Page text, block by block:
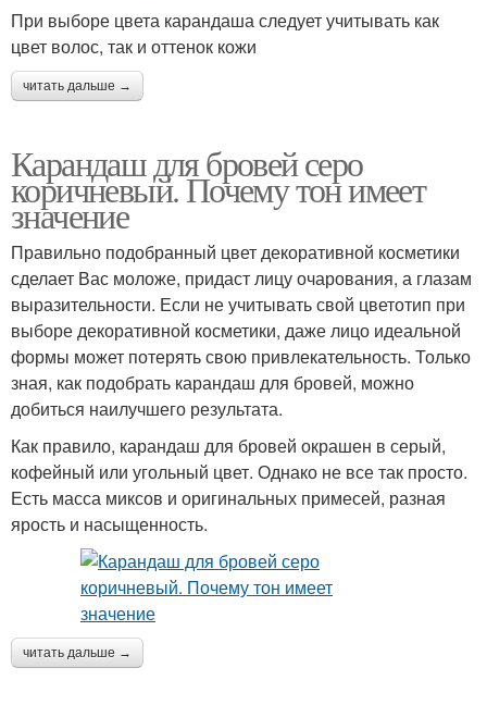
При выборе цвета карандаша следует учитывать как
цвет волос, так и оттенок кожи
читать дальше →
Карандаш для бровей серо
коричневый. Почему тон имеет
значение
Правильно подобранный цвет декоративной косметики
сделает Вас моложе, придаст лицу очарования, а глазам
выразительности. Если не учитывать свой цветотип при
выборе декоративной косметики, даже лицо идеальной
формы может потерять свою привлекательность. Только
зная, как подобрать карандаш для бровей, можно
добиться наилучшего результата.
Как правило, карандаш для бровей окрашен в серый,
кофейный или угольный цвет. Однако не все так просто.
Есть масса миксов и оригинальных примесей, разная
ярость и насыщенность.
читать дальше →